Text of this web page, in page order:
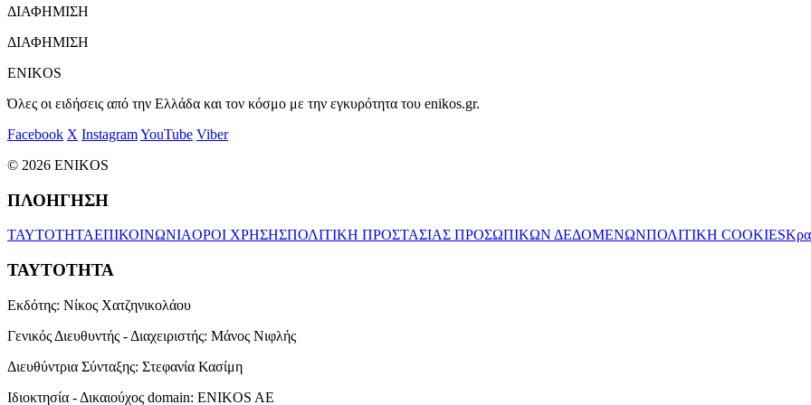
ΔΙΑΦΗΜΙΣΗ
ΔΙΑΦΗΜΙΣΗ
ENIKOS
Όλες οι ειδήσεις από την Ελλάδα και τον κόσμο με την εγκυρότητα του enikos.gr.
Facebook X InstagramYouTube Viber
© 2026 ENIKOS
ΠΛΟΗΓΗΣΗ
ΤΑΥΤΟΤΗΤΑΕΠΙΚΟΙΝΩΝΙΑΟΡΟΙ ΧΡΗΣΗΣΠΟΛΙΤΙΚΗ ΠΡΟΣΤΑΣΙΑΣ ΠΡΟΣΩΠΙΚΩΝ ΔΕΔΟΜΕΝΩΝΠΟΛΙΤΙΚΗ COOKIES
ΤΑΥΤΟΤΗΤΑ
Εκδότης: Νίκος Χατζηνικολάου
Γενικός Διευθυντής - Διαχειριστής: Μάνος Νιφλής
Διευθύντρια Σύνταξης: Στεφανία Κασίμη
Ιδιοκτησία - Δικαιούχος domain: ENIKOS AE